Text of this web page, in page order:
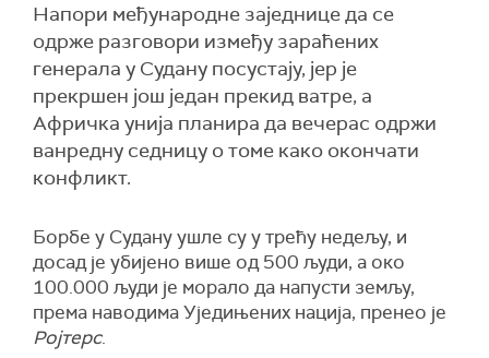
Напори међународне заједнице да се
одрже разговори између зараћених
генерала у Судану посустају, јер је
прекршен још један прекид ватре, а
Афричка унија планира да вечерас одржи
ванредну седницу о томе како окончати
конфликт.
Борбе у Судану ушле су у трећу недељу, и
досад је убијено више од 500 људи, а око
100.000 људи је морало да напусти земљу,
према наводима Уједињених нација, пренео је
Ројтерс.